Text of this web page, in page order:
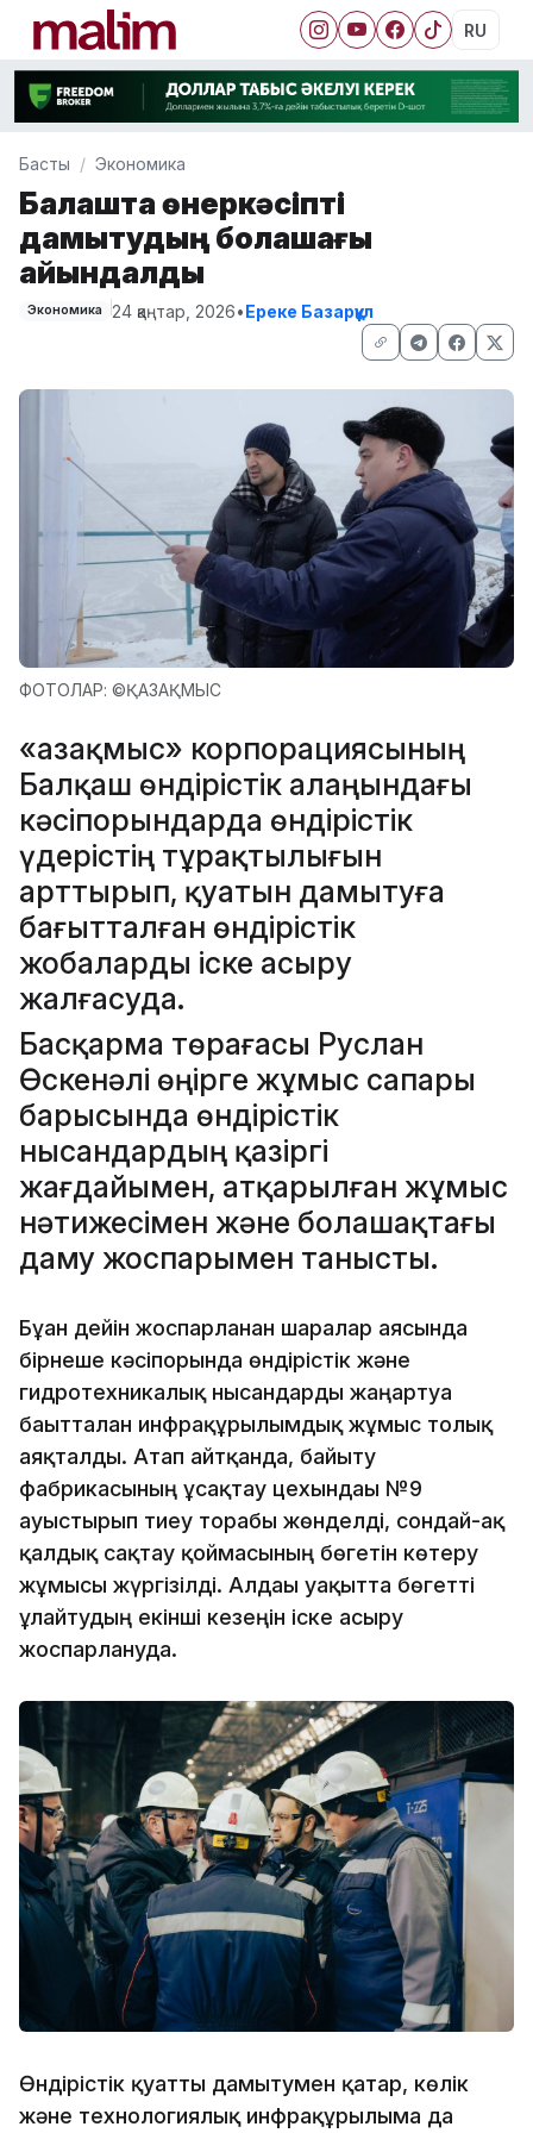
RU
Басты Экономика
Балқашта өнеркәсіпті
дамытудың болашағы
айқындалды
Экономика 24 қаңтар, 2026•Ереке Базарқұл
ФОТОЛАР: ©ҚАЗАҚМЫС
«Қазақмыс» корпорациясының
Балқаш өндірістік алаңындағы
кәсіпорындарда өндірістік
үдерістің тұрақтылығын
арттырып, қуатын дамытуға
бағытталған өндірістік
жобаларды іске асыру
жалғасуда.
Басқарма төрағасы Руслан
Өскенәлі өңірге жұмыс сапары
барысында өндірістік
нысандардың қазіргі
жағдайымен, атқарылған жұмыс
нәтижесімен және болашақтағы
даму жоспарымен танысты.
Бұған дейін жоспарланған шаралар аясында
бірнеше кәсіпорында өндірістік және
гидротехникалық нысандарды жаңартуға
бағытталған инфрақұрылымдық жұмыс толық
аяқталды. Атап айтқанда, байыту
фабрикасының ұсақтау цехындағы №9
ауыстырып тиеу торабы жөнделді, сондай-ақ
қалдық сақтау қоймасының бөгетін көтеру
жұмысы жүргізілді. Алдағы уақытта бөгетті
ұлғайтудың екінші кезеңін іске асыру
жоспарлануда.
Өндірістік қуатты дамытумен қатар, көлік
және технологиялық инфрақұрылымға да